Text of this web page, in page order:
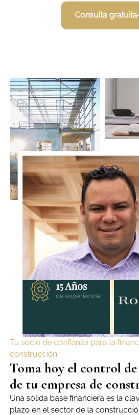
Consulta gratuita
15 Años
de experiencia
Tu socio de confianza para la
construcción
Toma hoy el control de
de tu empresa de
Una sólida base financiera es la
plazo en el sector de la